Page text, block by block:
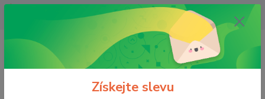
OPAVA 733537099/HLUČÍN
734541648/OLOMOUC 734593593
0,00 CZK
Získejte slevu